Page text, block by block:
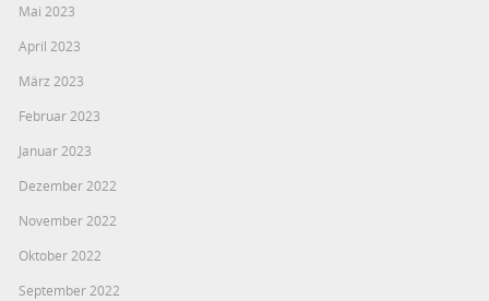
Mai 2023
April 2023
März 2023
Februar 2023
Januar 2023
Dezember 2022
November 2022
Oktober 2022
September 2022